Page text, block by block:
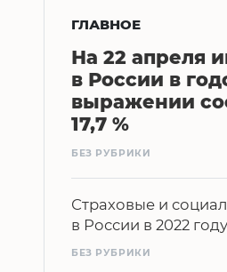
ГЛАВНОЕ
На 22 апреля
в России в
выражении
17,7 %
БЕЗ РУБРИКИ
Страховые и
в России в 2022 году
БЕЗ РУБРИКИ